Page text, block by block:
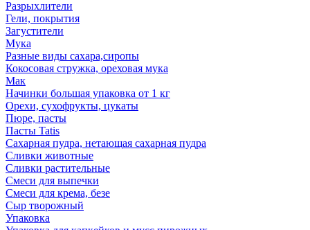
Разрыхлители
Гели, покрытия
Загустители
Мука
Разные виды сахара,сиропы
Кокосовая стружка, ореховая мука
Мак
Начинки большая упаковка от 1 кг
Орехи, сухофрукты, цукаты
Пюре, пасты
Пасты Tatis
Сахарная пудра, нетающая сахарная пудра
Сливки животные
Сливки растительные
Смеси для выпечки
Смеси для крема, безе
Сыр творожный
Упаковка